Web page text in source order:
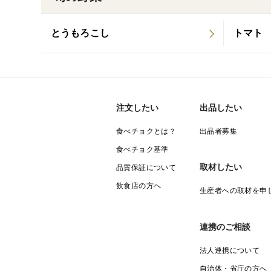
とうもろこし トマト
注文したい
食べチョクとは？
食べチョク基準
品質保証について
飲食店の方へ
出品したい
出品者募集
取材したい
生産者への取材を申
連携のご相談
法人連携について
自治体・省庁の方へ